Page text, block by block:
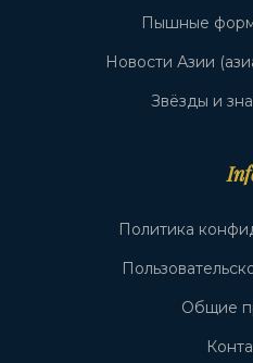
Пышные
Новости Азии
Звёзды и
Политика
Общие